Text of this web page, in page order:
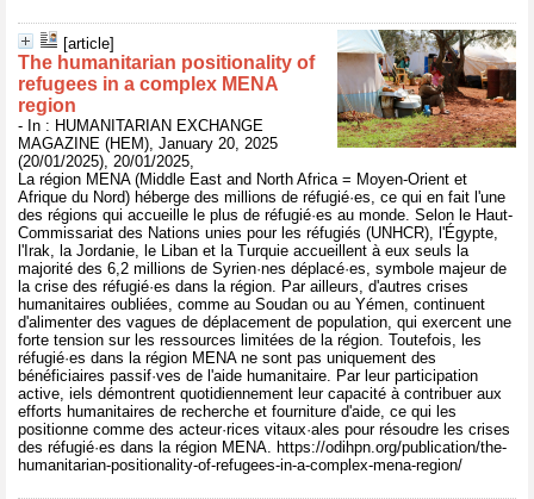
[article]
The humanitarian positionality of
refugees in a complex MENA
region
- In : HUMANITARIAN EXCHANGE
MAGAZINE (HEM), January 20, 2025
(20/01/2025), 20/01/2025,
La région MENA (Middle East and North Africa = Moyen-Orient et
Afrique du Nord) héberge des millions de réfugié·es, ce qui en fait l'une
des régions qui accueille le plus de réfugié·es au monde. Selon le Haut-
Commissariat des Nations unies pour les réfugiés (UNHCR), l'Égypte,
l'Irak, la Jordanie, le Liban et la Turquie accueillent à eux seuls la
majorité des 6,2 millions de Syrien·nes déplacé·es, symbole majeur de
la crise des réfugié·es dans la région. Par ailleurs, d'autres crises
humanitaires oubliées, comme au Soudan ou au Yémen, continuent
d'alimenter des vagues de déplacement de population, qui exercent une
forte tension sur les ressources limitées de la région. Toutefois, les
réfugié·es dans la région MENA ne sont pas uniquement des
bénéficiaires passif·ves de l'aide humanitaire. Par leur participation
active, iels démontrent quotidiennement leur capacité à contribuer aux
efforts humanitaires de recherche et fourniture d'aide, ce qui les
positionne comme des acteur·rices vitaux·ales pour résoudre les crises
des réfugié·es dans la région MENA. https://odihpn.org/publication/the-
humanitarian-positionality-of-refugees-in-a-complex-mena-region/